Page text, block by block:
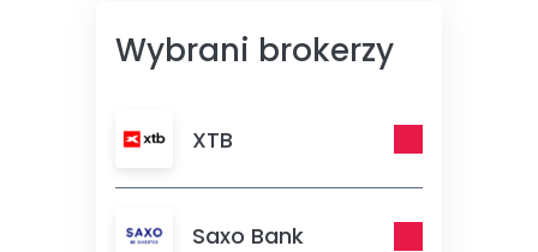
Wybrani brokerzy
XTB
Saxo Bank